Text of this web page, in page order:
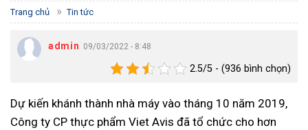
Trang chủ » Tin tức
admin 09/03/2022 - 8:48
2.5/5 - (936 bình chọn)
Dự kiến khánh thành nhà máy vào tháng 10 năm 2019,
Công ty CP thực phẩm Viet Avis đã tổ chức cho hơn